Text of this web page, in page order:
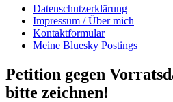
Datenschutzerklärung
Impressum / Über mich
Kontaktformular
Meine Bluesky Postings
Petition gegen
bitte zeichnen!